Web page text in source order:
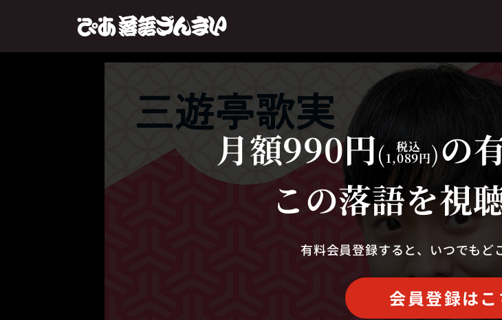
芸人からさがす
演目
上演時間からさがす
月額990円( 税込
1,089円)の
この落語を視
有料会員登録すると、いつでもど
会員登録はこ